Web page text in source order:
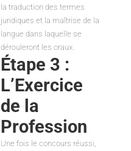
la traduction des termes
juridiques et la maîtrise de la
langue dans laquelle se
dérouleront les oraux.
Étape 3 :
L’Exercice
de la
Profession
Une fois le concours réussi,